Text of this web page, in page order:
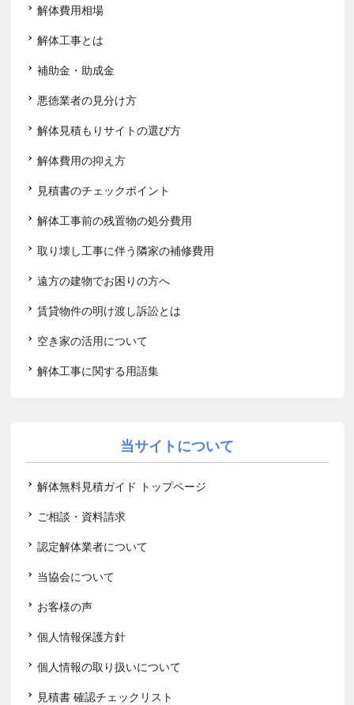
解体費用相場
解体工事とは
補助金・助成金
悪徳業者の見分け方
解体見積もりサイトの選び方
解体費用の抑え方
見積書のチェックポイント
解体工事前の残置物の処分費用
取り壊し工事に伴う隣家の補修費用
遠方の建物でお困りの方へ
賃貸物件の明け渡し訴訟とは
空き家の活用について
解体工事に関する用語集
当サイトについて
解体無料見積ガイド トップページ
ご相談・資料請求
認定解体業者について
当協会について
お客様の声
個人情報保護方針
個人情報の取り扱いについて
見積書 確認チェックリスト